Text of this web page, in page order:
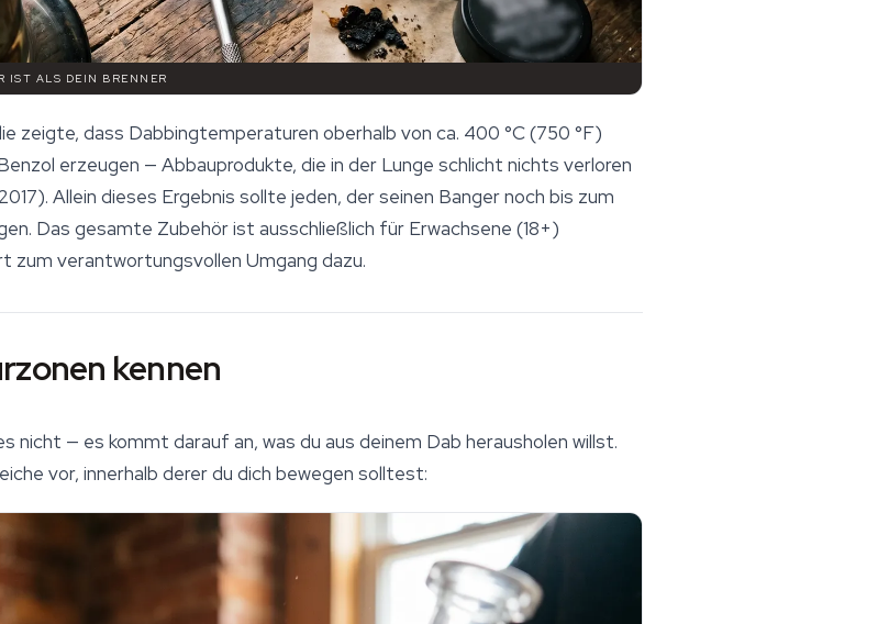
IST ALS DEIN BRENNER
zeigte, dass Dabbingtemperaturen oberhalb von ca. 400 °C (750 °F)
erzeugen — Abbauprodukte, die in der Lunge schlicht nichts verloren
Allein dieses Ergebnis sollte jeden, der seinen Banger noch bis zum
Das gesamte Zubehörist ausschließlich für Erwachsene (18+)
zum verantwortungsvollen Umgang dazu.
kennen
nicht — es kommt darauf an, was du aus deinem Dab herausholen willst.
vor, innerhalb derer du dich bewegen solltest: